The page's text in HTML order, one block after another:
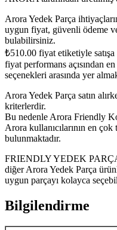
Arora Yedek Parça
uygun fiyat, güvenli ödeme
bulabilirsiniz.
₺510.00 fiyat etiketiyle
fiyat performans açısından
seçenekleri arasında yer
Arora Yedek Parça satın
kriterlerdir.
Bu nedenle Arora Friendly
Arora kullanıcılarının en
bulunmaktadır.
FRIENDLY YEDEK
diğer Arora Yedek Parça
uygun parçayı kolayca
Bilgilendirme